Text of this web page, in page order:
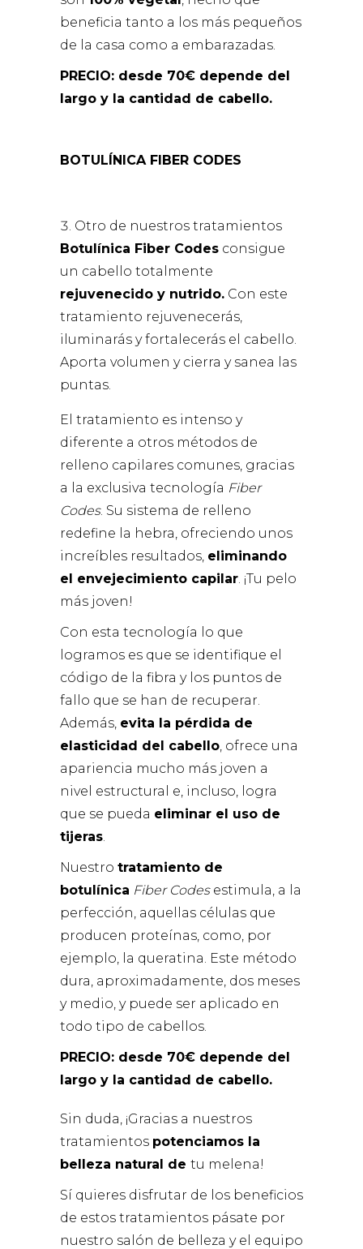
beneficia tanto a los más pequeños
de la casa como a embarazadas.
PRECIO: desde 70€ depende del
largo y la cantidad de cabello.
BOTULÍNICA FIBER CODES
Otro de nuestros tratamientos
Botulínica Fiber Codes consigue
un cabello totalmente
rejuvenecido y nutrido. Con este
tratamiento rejuvenecerás,
iluminarás y fortalecerás el cabello.
Aporta volumen y cierra y sanea las
puntas.
El tratamiento es intenso y
diferente a otros métodos de
relleno capilares comunes, gracias
a la exclusiva tecnología Fiber
Codes. Su sistema de relleno
redefine la hebra, ofreciendo unos
increíbles resultados, eliminando
el envejecimiento capilar. ¡Tu pelo
más joven!
Con esta tecnología lo que
logramos es que se identifique el
código de la fibra y los puntos de
fallo que se han de recuperar.
Además, evita la pérdida de
elasticidad del cabello, ofrece una
apariencia mucho más joven a
nivel estructural e, incluso, logra
que se pueda eliminar el uso de
tijeras.
Nuestro tratamiento de
botulínica Fiber Codes estimula, a la
perfección, aquellas células que
producen proteínas, como, por
ejemplo, la queratina. Este método
dura, aproximadamente, dos meses
y medio, y puede ser aplicado en
todo tipo de cabellos.
PRECIO: desde 70€ depende del
largo y la cantidad de cabello.
Sin duda, ¡Gracias a nuestros
tratamientos potenciamos la
belleza natural de tu melena!
Sí quieres disfrutar de los beneficios
de estos tratamientos pásate por
nuestro salón de belleza y el equipo